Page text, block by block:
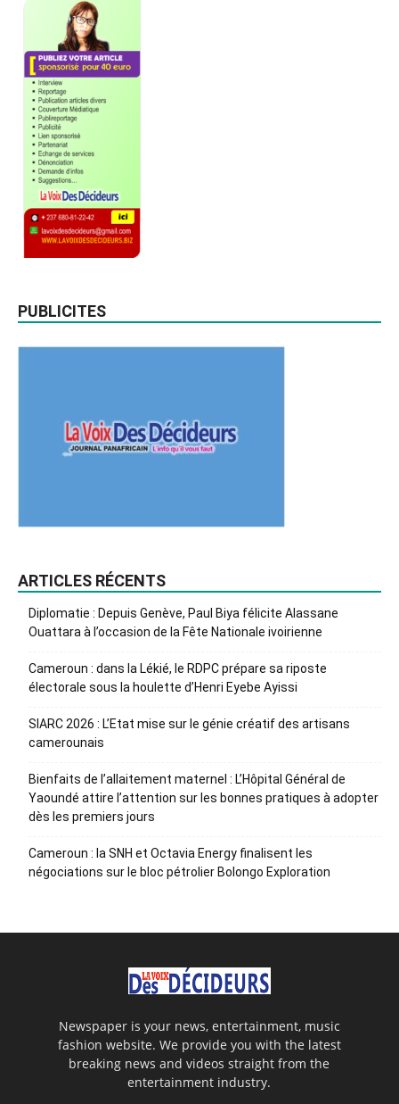
PUBLICITES
ARTICLES RÉCENTS
Diplomatie : Depuis Genève, Paul Biya félicite Alassane
Ouattara à l’occasion de la Fête Nationale ivoirienne
Cameroun : dans la Lékié, le RDPC prépare sa riposte
électorale sous la houlette d’Henri Eyebe Ayissi
SIARC 2026 : L’Etat mise sur le génie créatif des artisans
camerounais
Bienfaits de l’allaitement maternel : L’Hôpital Général de
Yaoundé attire l’attention sur les bonnes pratiques à adopter
dès les premiers jours
Cameroun : la SNH et Octavia Energy finalisent les
négociations sur le bloc pétrolier Bolongo Exploration
Newspaper is your news, entertainment, music
fashion website. We provide you with the latest
breaking news and videos straight from the
entertainment industry.